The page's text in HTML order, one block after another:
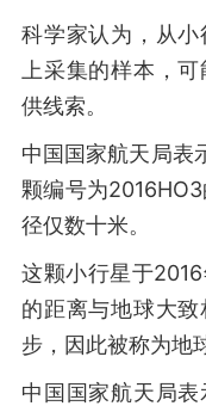
科学家认为，从小
上采集的样本，
供线索。
中国国家航天局表
颗编号为
径仅数十米。
这颗小行星于
的距离与地球大
步，因此被称为地
中国国家航天局